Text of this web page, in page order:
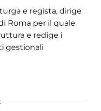
e regista, dirige
Roma per il quale
e redige i
gestionali